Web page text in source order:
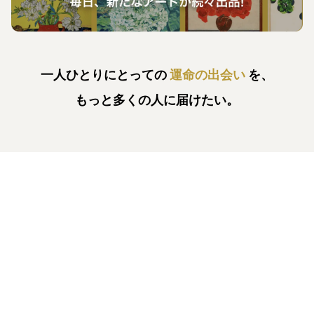
一人ひとりにとっての運命の出会い を、
もっと多くの人に届けたい。